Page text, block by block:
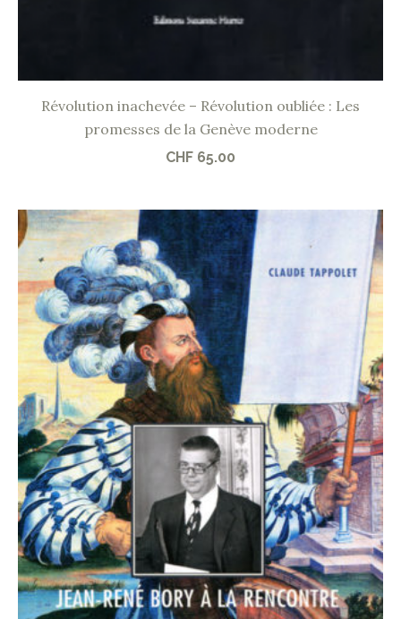
Révolution inachevée – Révolution oubliée : Les
promesses de la Genève moderne
CHF 65.00